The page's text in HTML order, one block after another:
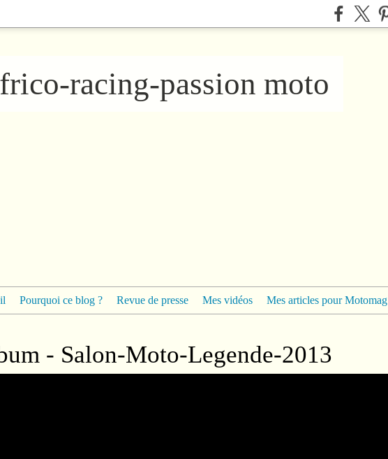
frico-racing-passion moto
Pourquoi ce blog ? Revue de presse Mes vidéos Mes articles pour Motomag
- Salon-Moto-Legende-2013